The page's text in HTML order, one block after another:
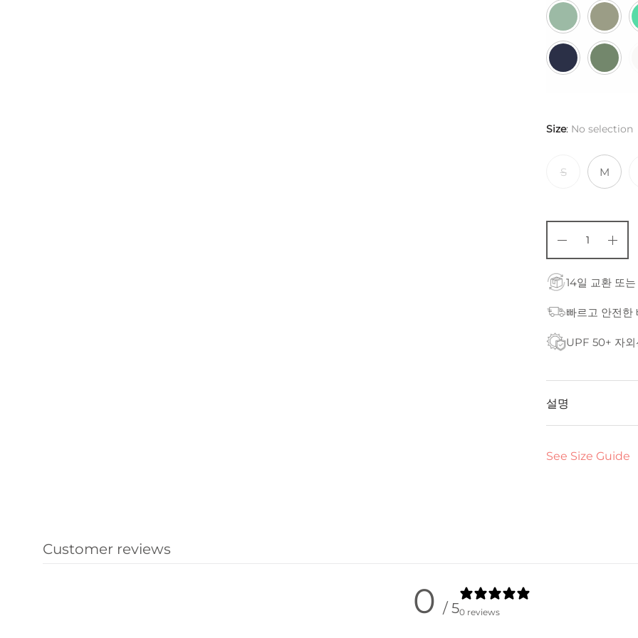
Size: No selection
S M
14일 교환 또
빠르고 안전한
UPF 50+ 자외
설명
See Size Guide
Customer reviews
0 / 50 reviews